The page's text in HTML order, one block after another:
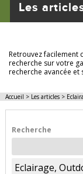
Les
Retrouvez facilement
recherche sur votre
recherche avancée
Accueil > Les articles>
Recherche
Eclairage,